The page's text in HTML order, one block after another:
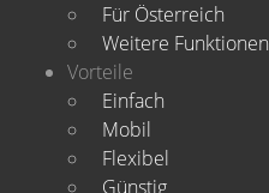
Für Österreich
Weitere Funktionen
Vorteile
Einfach
Mobil
Flexibel
Günstig